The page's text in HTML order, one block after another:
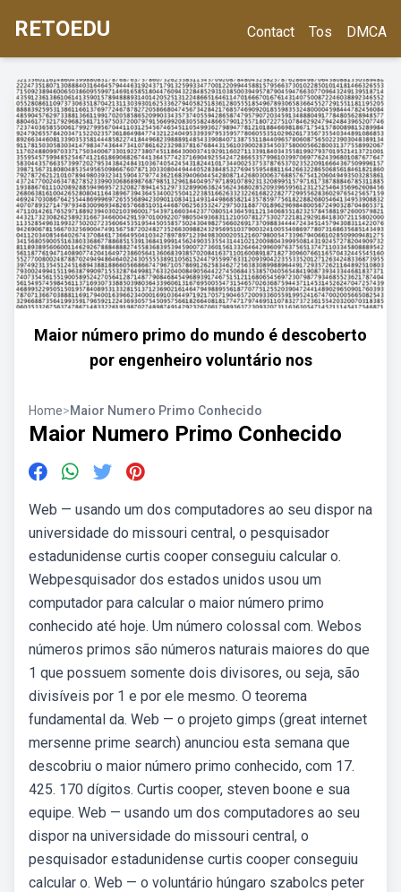
RETOEDU Contact Tos DMCA
Maior número primo do mundo é descoberto
por engenheiro voluntário nos
Home>Maior Numero Primo Conhecido
Maior Numero Primo Conhecido
Web — usando um dos computadores ao seu dispor na
universidade do missouri central, o pesquisador
estadunidense curtis cooper conseguiu calcular o.
Webpesquisador dos estados unidos usou um
computador para calcular o maior número primo
conhecido até hoje. Um número colossal com. Webos
números primos são números naturais maiores do que
1 que possuem somente dois divisores, ou seja, são
divisíveis por 1 e por ele mesmo. O teorema
fundamental da. Web — o projeto gimps (great internet
mersenne prime search) anunciou esta semana que
descobriu o maior número primo conhecido, com 17.
425. 170 dígitos. Curtis cooper, steven boone e sua
equipe. Web — usando um dos computadores ao seu
dispor na universidade do missouri central, o
pesquisador estadunidense curtis cooper conseguiu
calcular o. Web — o voluntário húngaro szabolcs peter